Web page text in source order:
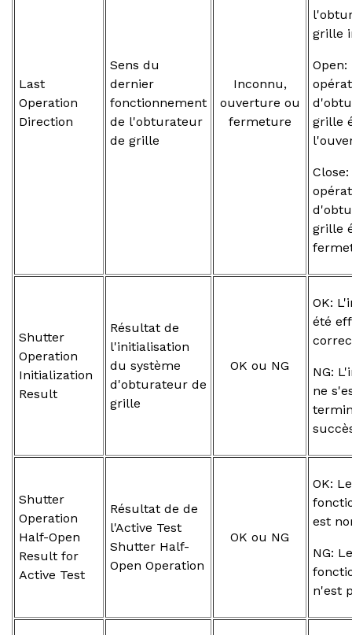
Last
Operation
Direction
Sens du
dernier
fonctionnement
de l'obturateur
de grille
Inconnu,
ouverture ou
fermeture
grille
grille
grille
Shutter
Operation
Initialization
Result
Résultat de
l'initialisation
du système
d'obturateur de
grille
OK ou NG
OK:
été
NG:
ne
Shutter
Operation
Half-Open
Result for
Active Test
Résultat de de
l'Active Test
Shutter Half-
Open Operation
OK ou NG
OK: Le
est
NG: Le
n'est